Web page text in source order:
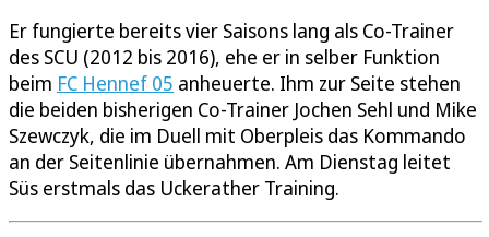
Er fungierte bereits vier Saisons lang als Co-Trainer
des SCU (2012 bis 2016), ehe er in selber Funktion
beim FC Hennef 05 anheuerte. Ihm zur Seite stehen
die beiden bisherigen Co-Trainer Jochen Sehl und Mike
Szewczyk, die im Duell mit Oberpleis das Kommando
an der Seitenlinie übernahmen. Am Dienstag leitet
Süs erstmals das Uckerather Training.